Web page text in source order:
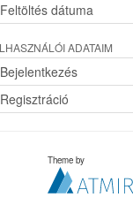
Feltöltés dátuma
ADATAIM
Bejelentkezés
Regisztráció
Theme by